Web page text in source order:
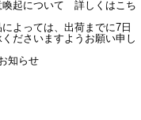
喚起について 詳しくはこち
よっては、出荷までに7日
ださいますようお願い申し
知らせ